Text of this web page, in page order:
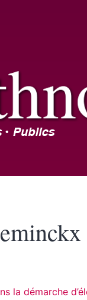
la démarche